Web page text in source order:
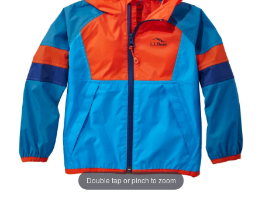
Double tap or pinch to zoom